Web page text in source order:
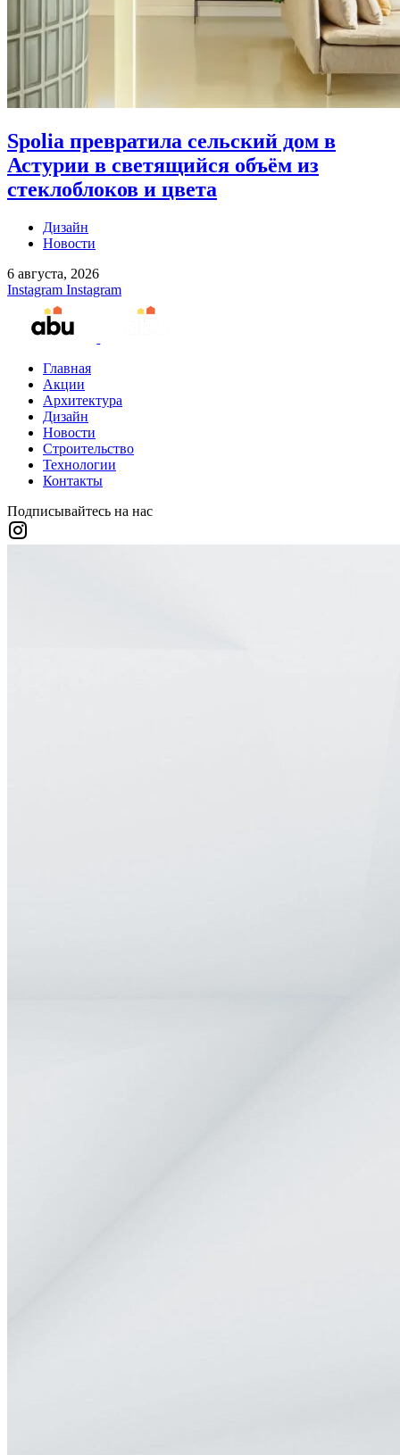
Spolia превратила сельский дом в
Астурии в светящийся объём из
стеклоблоков и цвета
Дизайн
Новости
6 августа, 2026
Instagram Instagram
Главная
Акции
Архитектура
Дизайн
Новости
Строительство
Технологии
Контакты
Подписывайтесь на нас